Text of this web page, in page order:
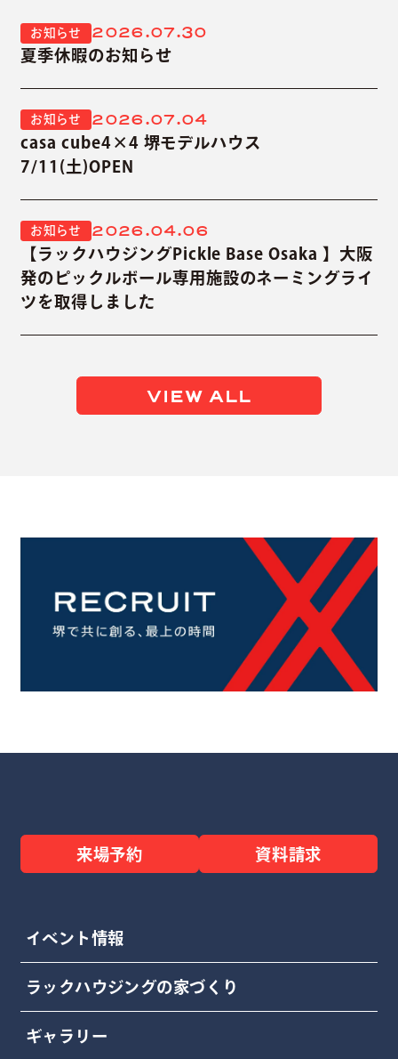
お知らせ 2026.07.30
夏季休暇のお知らせ
お知らせ 2026.07.04
casa cube4×4 堺モデルハウス
7/11(土)OPEN
お知らせ 2026.04.06
【ラックハウジングPickle Base Osaka 】大阪
発のピックルボール専用施設のネーミングライ
ツを取得しました
VIEW ALL
来場予約 資料請求
イベント情報
ラックハウジングの家づくり
ギャラリー